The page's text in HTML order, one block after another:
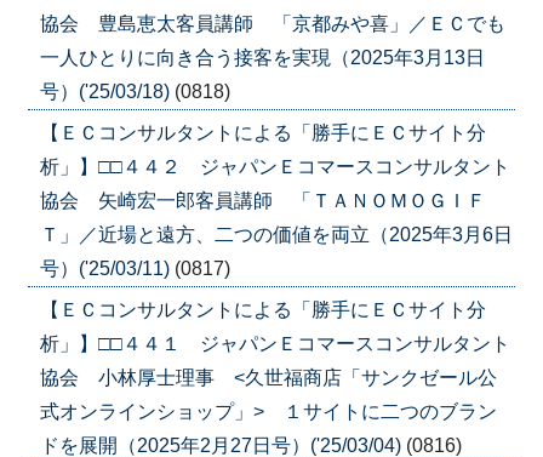
協会 豊島恵太客員講師 「京都みや喜」／ＥＣでも
一人ひとりに向き合う接客を実現（2025年3月13日
号）('25/03/18) (0818)
【ＥＣコンサルタントによる「勝手にＥＣサイト分
析」】□□４４２ ジャパンＥコマースコンサルタント
協会 矢崎宏一郎客員講師 「ＴＡＮＯＭＯＧＩＦ
Ｔ」／近場と遠方、二つの価値を両立（2025年3月6日
号）('25/03/11) (0817)
【ＥＣコンサルタントによる「勝手にＥＣサイト分
析」】□□４４１ ジャパンＥコマースコンサルタント
協会 小林厚士理事 <久世福商店「サンクゼール公
式オンラインショップ」> １サイトに二つのブラン
ドを展開（2025年2月27日号）('25/03/04) (0816)